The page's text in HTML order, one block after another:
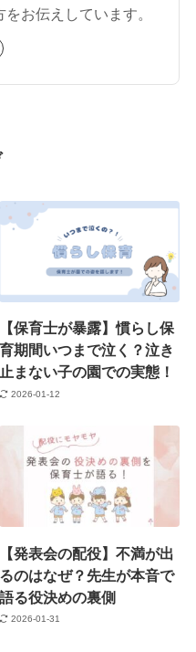
お伝えしています。
【保育士が暴露】慣らし保
育期間いつまで泣く？泣き
止まない子の園での実態！
2026-01-12
【発表会の配役】不満が出
るのはなぜ？先生が本音で
語る役決めの裏側
2026-01-31